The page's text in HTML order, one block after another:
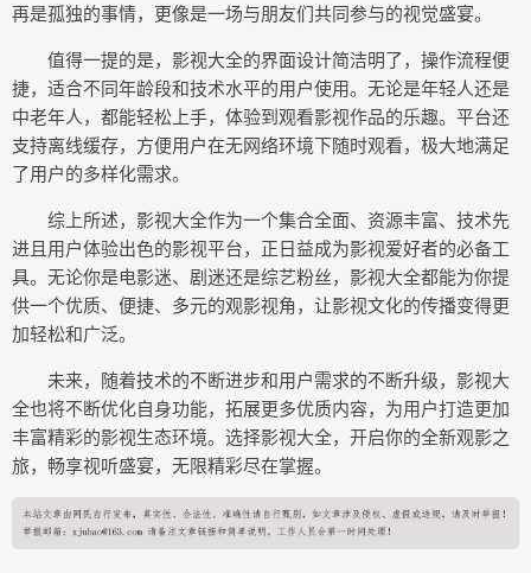
再是孤独的事情，更像是一场与朋友们共同参与的视觉盛宴。
值得一提的是，影视大全的界面设计简洁明了，操作流程便
捷，适合不同年龄段和技术水平的用户使用。无论是年轻人还是
中老年人，都能轻松上手，体验到观看影视作品的乐趣。平台还
支持离线缓存，方便用户在无网络环境下随时观看，极大地满足
了用户的多样化需求。
综上所述，影视大全作为一个集合全面、资源丰富、技术先
进且用户体验出色的影视平台，正日益成为影视爱好者的必备工
具。无论你是电影迷、剧迷还是综艺粉丝，影视大全都能为你提
供一个优质、便捷、多元的观影视角，让影视文化的传播变得更
加轻松和广泛。
未来，随着技术的不断进步和用户需求的不断升级，影视大
全也将不断优化自身功能，拓展更多优质内容，为用户打造更加
丰富精彩的影视生态环境。选择影视大全，开启你的全新观影之
旅，畅享视听盛宴，无限精彩尽在掌握。